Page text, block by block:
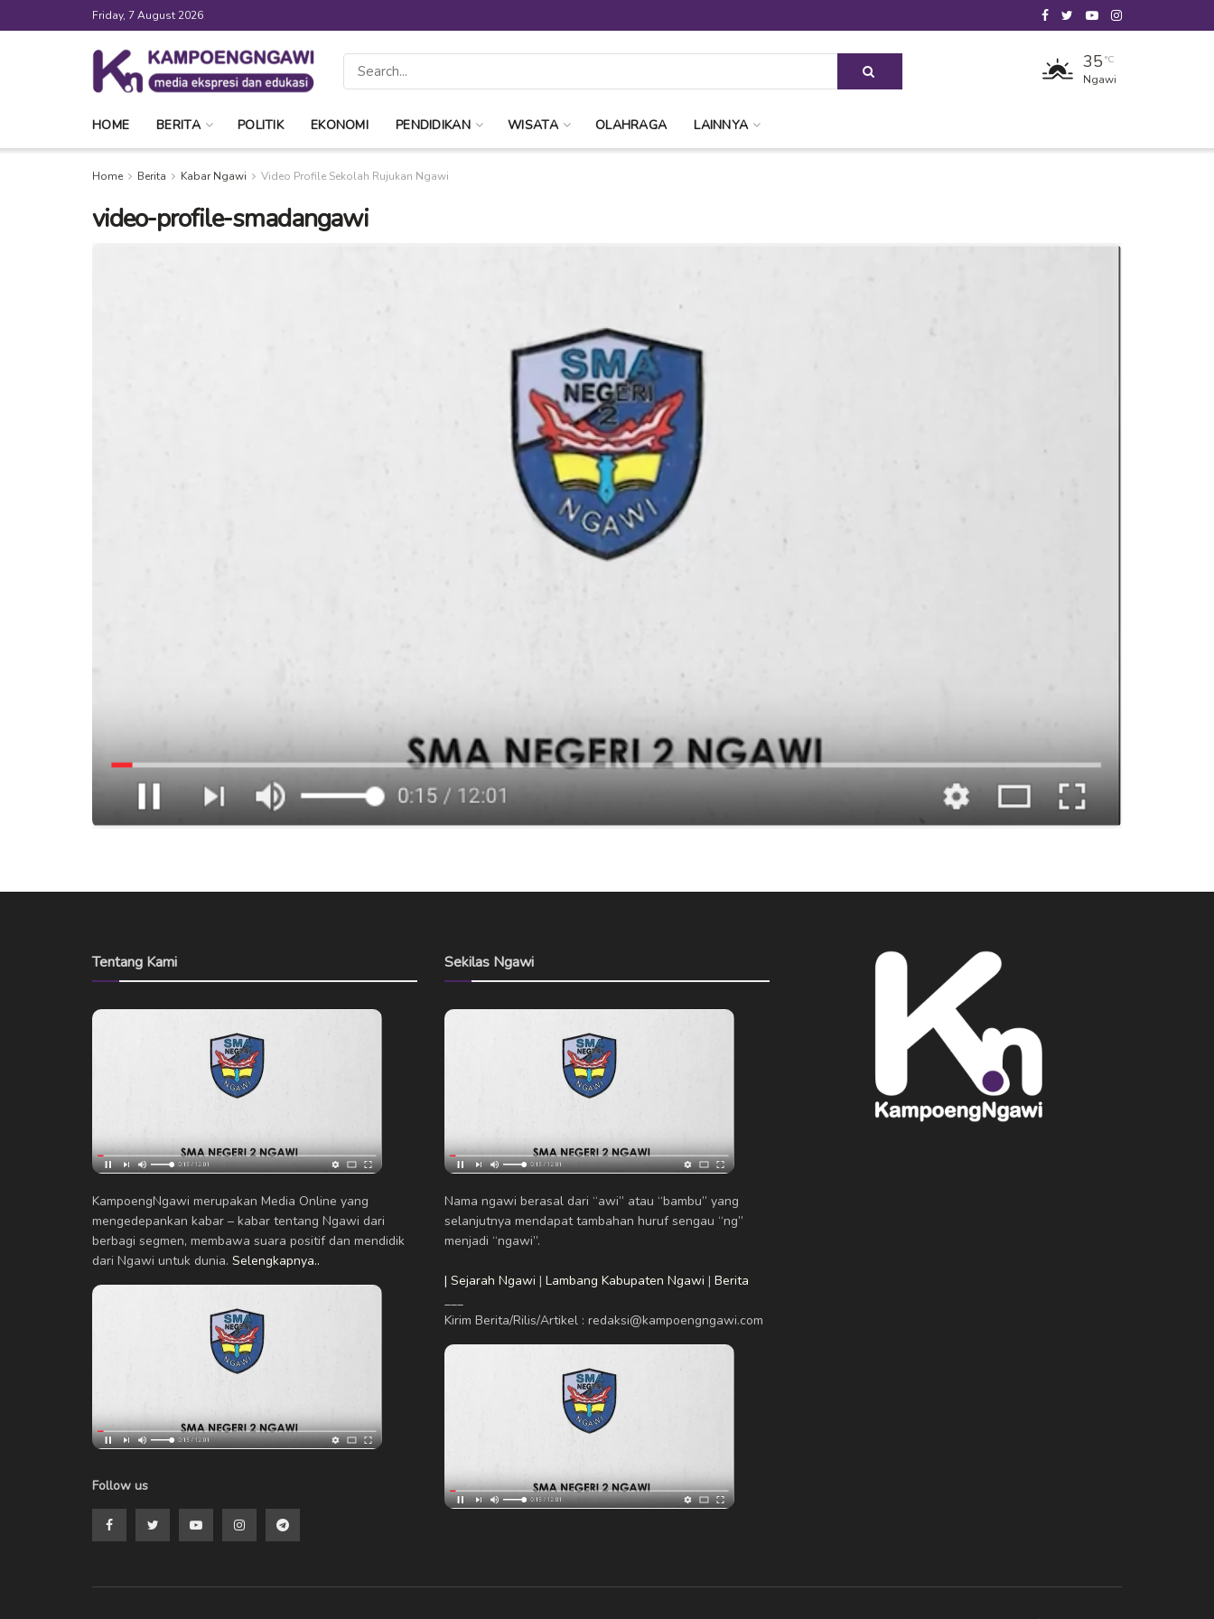
Friday, 7 August 2026
35 °C
Ngawi
HOME BERITA POLITIK EKONOMI PENDIDIKAN WISATA OLAHRAGA LAINNYA
Home Berita Kabar Ngawi Video Profile Sekolah Rujukan Ngawi
video-profile-smadangawi
Tentang Kami
KampoengNgawi merupakan Media Online yang
mengedepankan kabar – kabar tentang Ngawi dari
berbagi segmen, membawa suara positif dan mendidik
dari Ngawi untuk dunia. Selengkapnya..
Follow us
Sekilas Ngawi
Nama ngawi berasal dari “awi” atau “bambu” yang
selanjutnya mendapat tambahan huruf sengau “ng”
menjadi “ngawi”.
| Sejarah Ngawi | Lambang Kabupaten Ngawi | Berita
Kirim Berita/Rilis/Artikel : redaksi@kampoengngawi.com